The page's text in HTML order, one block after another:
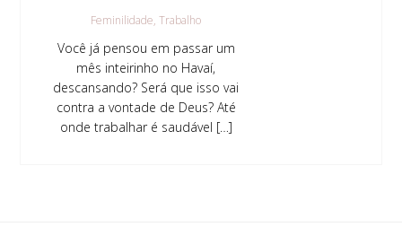
Feminilidade Trabalho
Você já pensou em passar um
mês inteirinho no Havaí,
descansando? Será que isso vai
contra a vontade de Deus? Até
onde trabalhar é saudável […]